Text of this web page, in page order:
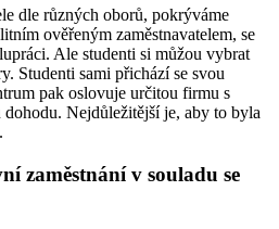
dle různých oborů, pokrýváme
ověřeným zaměstnavatelem, se
Ale studenti si můžou vybrat
Studenti sami přichází se svou
pak oslovuje určitou firmu s
dohodu. Nejdůležitější je, aby to byla
zaměstnání v souladu se